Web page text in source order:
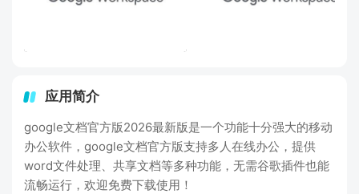
应用简介
google文档官方版2026最新版是一个功能十分强大的移动
办公软件，google文档官方版支持多人在线办公，提供
word文件处理、共享文档等多种功能，无需谷歌插件也能
流畅运行，欢迎免费下载使用！